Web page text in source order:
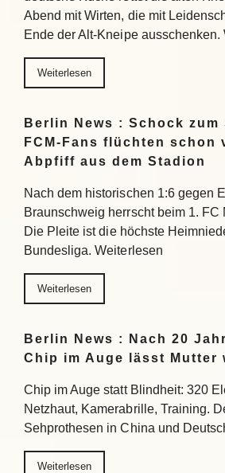
Abend mit Wirten, die mit
Ende der Alt-Kneipe ausschenken.
Weiterlesen
Berlin News : Schock
FCM-Fans flüchten schon
Abpfiff aus dem Stadion
Nach dem historischen 1:6 gegen
Braunschweig herrscht beim 1. FC
Die Pleite ist die höchste
Bundesliga. Weiterlesen
Weiterlesen
Berlin News : Nach 20
Chip im Auge lässt Mutter
Chip im Auge statt Blindheit: 320
Netzhaut, Kamerabrille, Training.
Sehprothesen in China und
Weiterlesen